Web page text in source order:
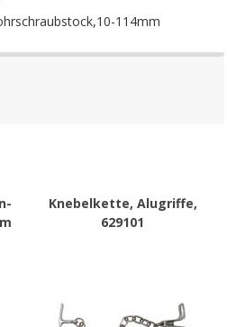
114mm
Knebelkette, Alugriffe,
629101